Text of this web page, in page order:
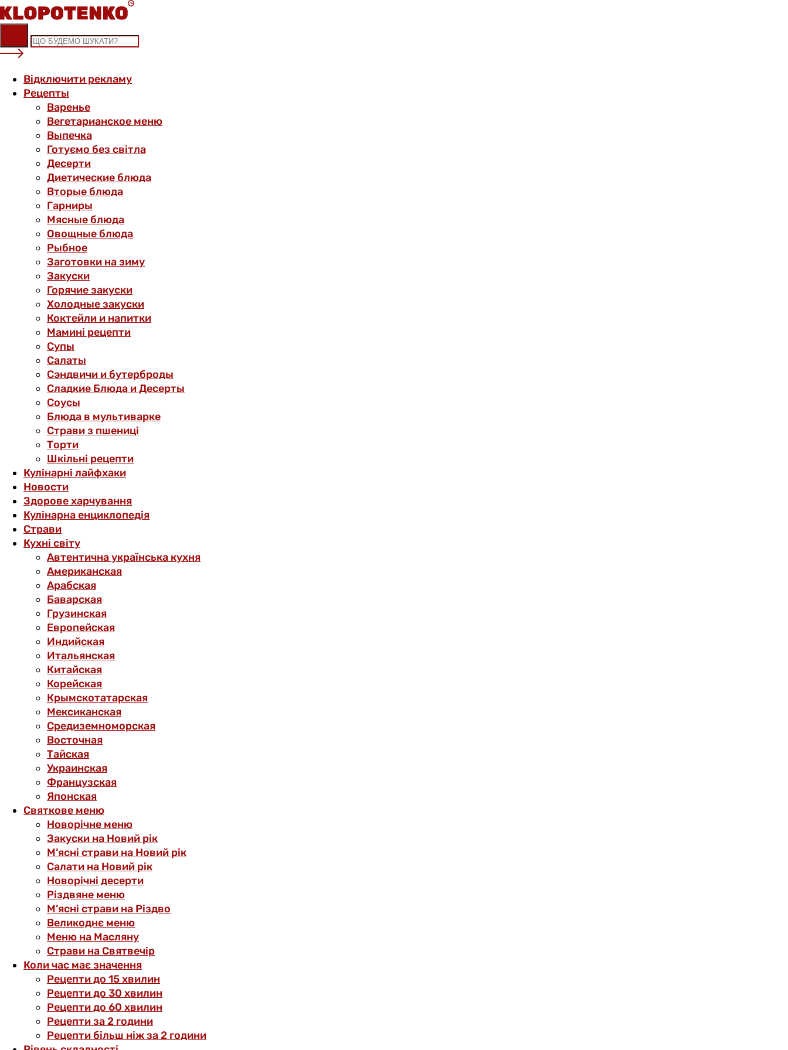
Skip
to
content
Відключити рекламу
Рецепты
Варенье
Вегетарианское меню
Выпечка
Готуємо без світла
Десерти
Диетические блюда
Вторые блюда
Гарниры
Мясные блюда
Овощные блюда
Рыбное
Заготовки на зиму
Закуски
Горячие закуски
Холодные закуски
Коктейли и напитки
Мамині рецепти
Супы
Салаты
Сэндвичи и бутерброды
Сладкие Блюда и Десерты
Соусы
Блюда в мультиварке
Страви з пшениці
Торти
Шкільні рецепти
Кулінарні лайфхаки
Новости
Здорове харчування
Кулінарна енциклопедія
Страви
Кухні світу
Автентична українська кухня
Американская
Арабская
Баварская
Грузинская
Европейская
Индийская
Итальянская
Китайская
Корейская
Крымскотатарская
Мексиканская
Средиземноморская
Восточная
Тайская
Украинская
Французская
Японская
Святкове меню
Новорічне меню
Закуски на Новий рік
М’ясні страви на Новий рік
Салати на Новий рік
Новорічні десерти
Різдвяне меню
М’ясні страви на Різдво
Великоднє меню
Меню на Масляну
Страви на Святвечір
Коли час має значення
Рецепти до 15 хвилин
Рецепти до 30 хвилин
Рецепти до 60 хвилин
Рецепти за 2 години
Рецепти більш ніж за 2 години